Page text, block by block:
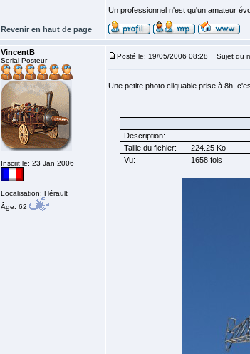
Un professionnel n'est qu'un amateur
Revenir en haut de page
VincentB
Serial Posteur
Inscrit le: 23 Jan 2006
Localisation: Hérault
Âge: 62
Posté le: 19/05/2006 08:28 Sujet du
Une petite photo cliquable prise à 8h,
Description:
Taille du fichier:
224.25 Ko
Vu:
1658 fois